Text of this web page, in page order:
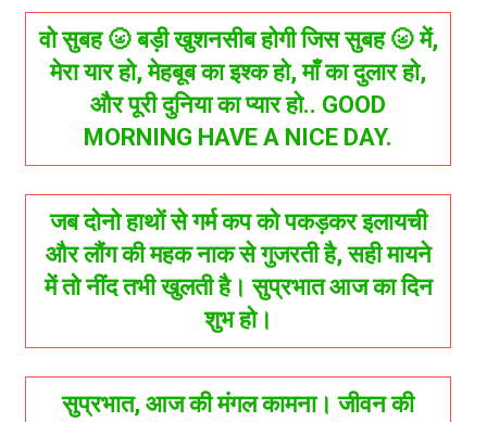
वो सुबह 🌝 बड़ी खुशनसीब होगी जिस सुबह 🌝 में,
मेरा यार हो, मेहबूब का इश्क हो, माँ का दुलार हो,
और पूरी दुनिया का प्यार हो.. GOOD
MORNING HAVE A NICE DAY.
जब दोनो हाथों से गर्म कप को पकड़कर इलायची
और लौंग की महक नाक से गुजरती है, सही मायने
में तो नींद तभी खुलती है। सुप्रभात आज का दिन
शुभ हो।
सुप्रभात, आज की मंगल कामना। जीवन की